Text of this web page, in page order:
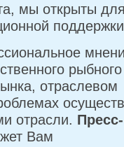
мы открыты
отраслевом
отрасли.
Вам